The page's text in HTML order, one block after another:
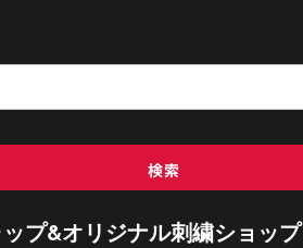
検索
プ&オリジナル刺繍ショップ